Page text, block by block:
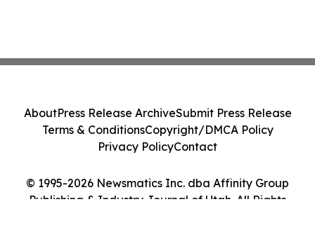
© 1995-2026 Newsmatics Inc. dba Affinity Group
Publishing & Industry Journal of Utah. All Rights
AboutPress Release ArchiveSubmit Press Release
Terms & ConditionsCopyright/DMCA Policy
Privacy PolicyContact